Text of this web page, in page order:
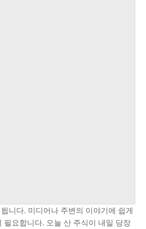
니다. 미디어나 주변의 이야기에 쉽게
필요합니다. 오늘 산 주식이 내일 당장